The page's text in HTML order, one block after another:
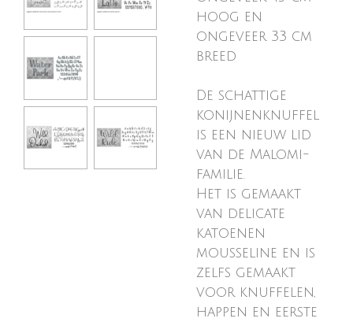
hoog en
ongeveer 33 cm
breed
De schattige
konijnenknuffel
is een nieuw lid
van de Malomi-
familie.
Het is gemaakt
van delicate
katoenen
mousseline en is
zelfs gemaakt
voor knuffelen,
happen en eerste